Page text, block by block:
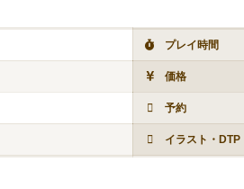
プレイ時間
価格
予約
イラスト・DTP